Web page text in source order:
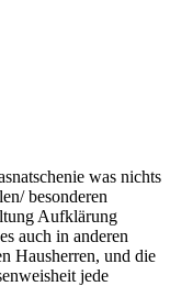
was nichts
besonderen
Aufklärung
auch in anderen
Hausherren, und die
jede